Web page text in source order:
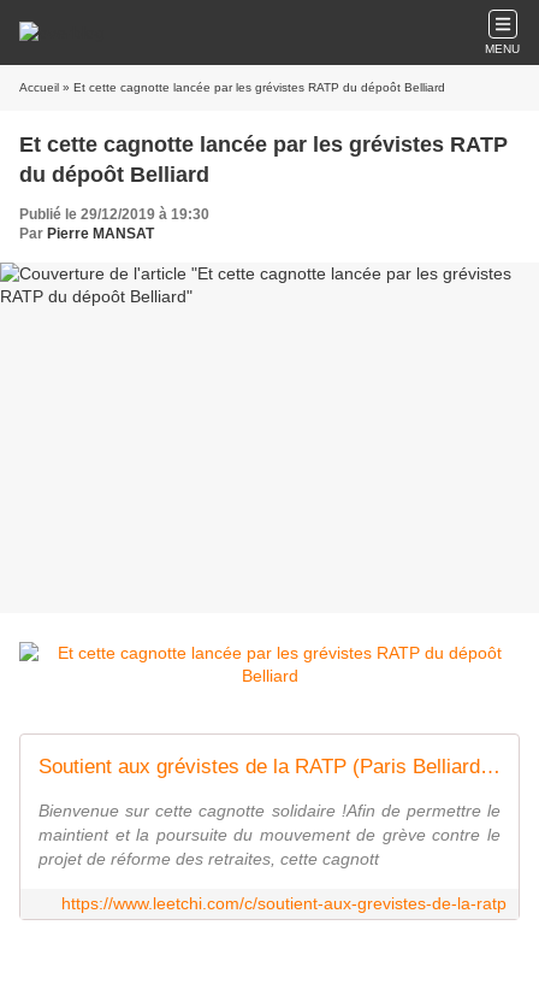
MENU
Accueil » Et cette cagnotte lancée par les grévistes RATP du dépoôt Belliard
Et cette cagnotte lancée par les grévistes RATP
du dépoôt Belliard
Publié le 29/12/2019 à 19:30
Par Pierre MANSAT
Soutient aux grévistes de la RATP (Paris Belliard) - Leetchi.com
Bienvenue sur cette cagnotte solidaire !Afin de permettre le
maintient et la poursuite du mouvement de grève contre le
projet de réforme des retraites, cette cagnott
https://www.leetchi.com/c/soutient-aux-grevistes-de-la-ratp